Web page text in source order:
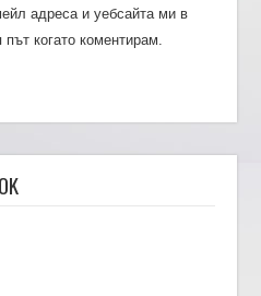
адреса и уебсайта ми в
когато коментирам.